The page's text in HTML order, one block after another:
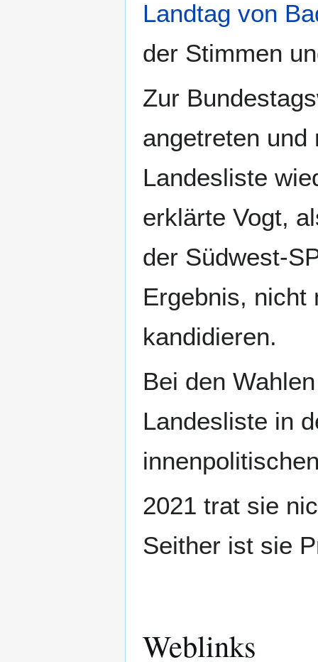
Landtag von
der Stimmen
Zur
angetreten und
Landesliste
erklärte Vogt,
der Südwest-
Ergebnis, nicht
kandidieren.
Bei den
Landesliste in
2021 trat sie
Seither ist sie
Weblinks